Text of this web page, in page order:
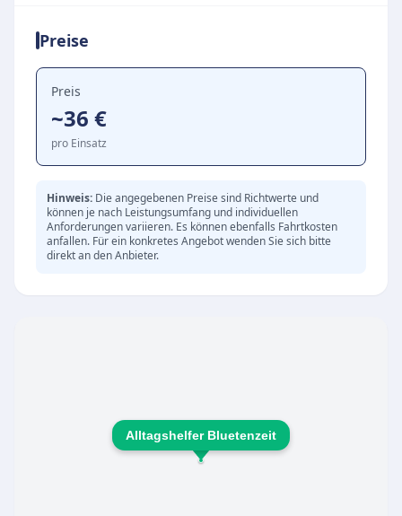
Betreuung suchen.
Leistungen der Tagespflege
Die Einrichtung bietet Tagespflegeleistungen an,
die den Alltag erleichtern und somit Angehörige
entlasten. Zu den typischen Leistungen
gehören:
Gesellschaft und Betreuung in einer
angenehmen Tagesgruppe
Hilfe bei alltäglichen Verrichtungen und
Förderung sozialer Kontakte und
der Selbstständigkeit
Zielgruppe und Besonderheiten
Die Tagespflege richtet sich vor allem an ältere
Preise
Preis
~36 €
pro Einsatz
Hinweis: Die angegebenen Preise sind Richtwerte und
können je nach Leistungsumfang und individuellen
Anforderungen variieren. Es können ebenfalls Fahrtkosten
anfallen. Für ein konkretes Angebot wenden Sie sich bitte
direkt an den Anbieter.
Alltagshelfer Bluetenzeit